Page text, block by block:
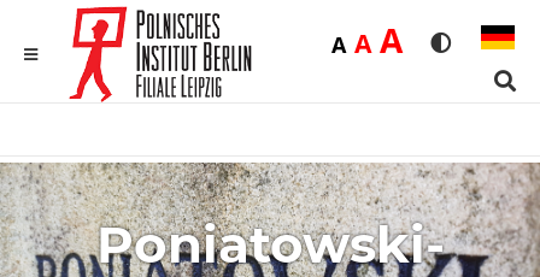
Rozmiar
ADomyślna
AŚrednia
ADużaWersja
Poniatowski-